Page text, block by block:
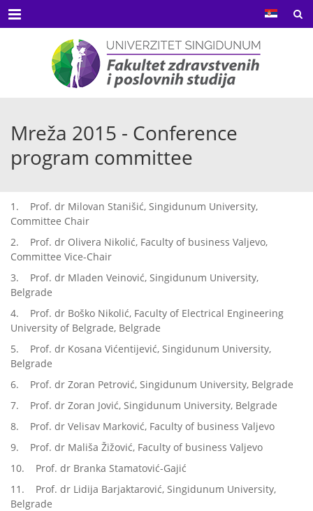
Menu
Mreža 2015 - Conference
program committee
1. Prof. dr Milovan Stanišić, Singidunum University,
Committee Chair
2. Prof. dr Olivera Nikolić, Faculty of business Valjevo,
Committee Vice-Chair
3. Prof. dr Mladen Veinović, Singidunum University,
Belgrade
4. Prof. dr Boško Nikolić, Faculty of Electrical Engineering
University of Belgrade, Belgrade
5. Prof. dr Kosana Vićentijević, Singidunum University,
Belgrade
6. Prof. dr Zoran Petrović, Singidunum University, Belgrade
7. Prof. dr Zoran Jović, Singidunum University, Belgrade
8. Prof. dr Velisav Marković, Faculty of business Valjevo
9. Prof. dr Mališa Žižović, Faculty of business Valjevo
10. Prof. dr Branka Stamatović-Gajić
11. Prof. dr Lidija Barjaktarović, Singidunum University,
Belgrade